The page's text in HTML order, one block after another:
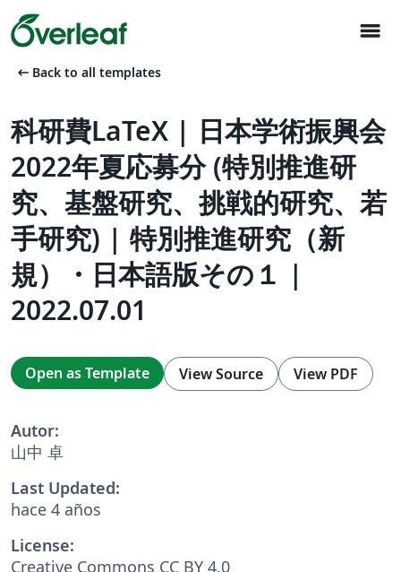
menu
arrow_left_alt Back to all templates
科研費LaTeX | 日本学術振興会
2022年夏応募分 (特別推進研
究、基盤研究、挑戦的研究、若
手研究) | 特別推進研究（新
規）・日本語版その１ |
2022.07.01
Open as Template View Source View PDF
Autor:
山中 卓
Last Updated:
hace 4 años
License:
Creative Commons CC BY 4.0